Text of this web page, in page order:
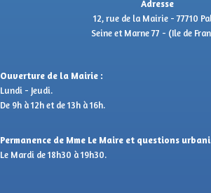
Adresse
12, rue de la Mairie - 77710
Seine et Marne 77 - (Ile de
Ouverture de la Mairie :
Lundi - Jeudi.
De 9h à 12h et de 13h à 16h.
Permanence de Mme Le Maire et questions
Le Mardi de 18h30 à 19h30.